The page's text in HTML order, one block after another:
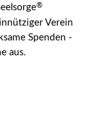
®
Verein
Spenden -
aus.